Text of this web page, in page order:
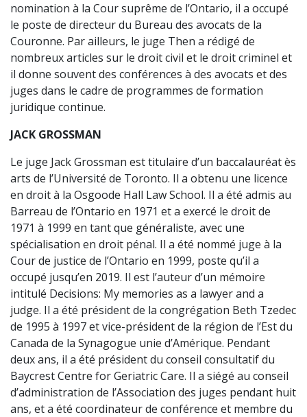
nomination à la Cour suprême de l’Ontario, il a occupé
le poste de directeur du Bureau des avocats de la
Couronne. Par ailleurs, le juge Then a rédigé de
nombreux articles sur le droit civil et le droit criminel et
il donne souvent des conférences à des avocats et des
juges dans le cadre de programmes de formation
juridique continue.
JACK GROSSMAN
Le juge Jack Grossman est titulaire d’un baccalauréat ès
arts de l’Université de Toronto. Il a obtenu une licence
en droit à la Osgoode Hall Law School. Il a été admis au
Barreau de l’Ontario en 1971 et a exercé le droit de
1971 à 1999 en tant que généraliste, avec une
spécialisation en droit pénal. Il a été nommé juge à la
Cour de justice de l’Ontario en 1999, poste qu’il a
occupé jusqu’en 2019. Il est l’auteur d’un mémoire
intitulé Decisions: My memories as a lawyer and a
judge. Il a été président de la congrégation Beth Tzedec
de 1995 à 1997 et vice-président de la région de l’Est du
Canada de la Synagogue unie d’Amérique. Pendant
deux ans, il a été président du conseil consultatif du
Baycrest Centre for Geriatric Care. Il a siégé au conseil
d’administration de l’Association des juges pendant huit
ans, et a été coordinateur de conférence et membre du